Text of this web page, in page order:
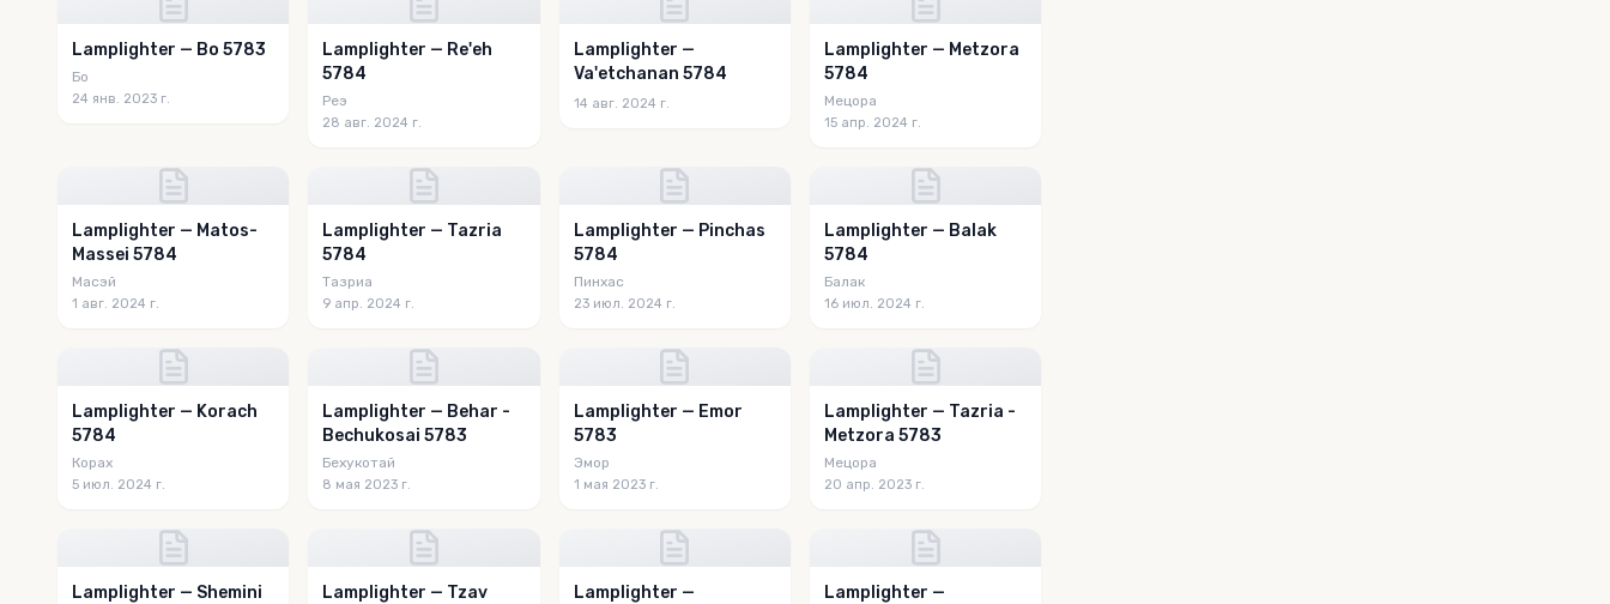
Lamplighter — Bo 5783
Бо
24 янв. 2023 г.
Lamplighter — Re'eh
5784
Реэ
28 авг. 2024 г.
Lamplighter —
Va'etchanan 5784
14 авг. 2024 г.
Lamplighter — Metzora
5784
Мецора
15 апр. 2024 г.
Lamplighter — Matos-
Massei 5784
Масэй
1 авг. 2024 г.
Lamplighter — Tazria
5784
Тазриа
9 апр. 2024 г.
Lamplighter — Pinchas
5784
Пинхас
23 июл. 2024 г.
Lamplighter — Balak
5784
Балак
16 июл. 2024 г.
Lamplighter — Korach
5784
Корах
5 июл. 2024 г.
Lamplighter — Behar -
Bechukosai 5783
Бехукотай
8 мая 2023 г.
Lamplighter — Emor
5783
Эмор
1 мая 2023 г.
Lamplighter — Tazria -
Metzora 5783
Мецора
20 апр. 2023 г.
Lamplighter — Shemini
Lamplighter — Tzav
Lamplighter —
Lamplighter —